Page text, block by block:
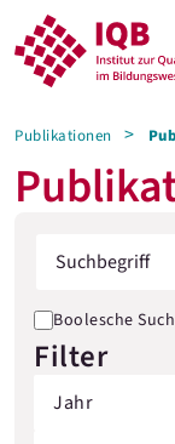
Publikationen
Boolesche
Filter
Jahr